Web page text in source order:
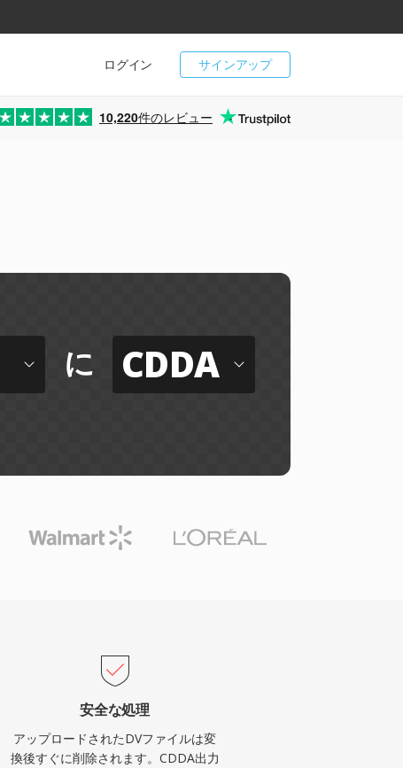
サインアップ
ログイン
10,220件のレビュー
に CDDA
安全な処理
アップロードされたDVファイルは変
換後すぐに削除されます。CDDA出力